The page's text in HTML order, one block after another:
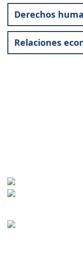
Derechos
Relaciones